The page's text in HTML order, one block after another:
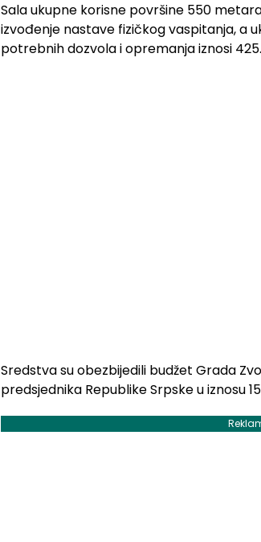
Sala ukupne korisne površine 550
izvođenje nastave fizičkog vaspitanja, a
potrebnih dozvola i opremanja iznosi
Sredstva su obezbijedili budžet Grada
predsjednika Republike Srpske u iznosu